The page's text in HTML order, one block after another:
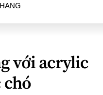
với acrylic
chó